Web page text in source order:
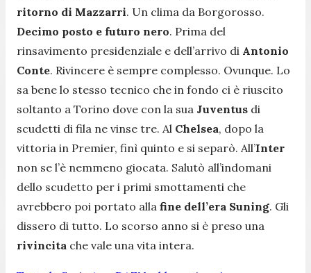
ritorno di Mazzarri. Un clima da Borgorosso.
Decimo posto e futuro nero. Prima del
rinsavimento presidenziale e dell’arrivo di Antonio
Conte. Rivincere è sempre complesso. Ovunque. Lo
sa bene lo stesso tecnico che in fondo ci è riuscito
soltanto a Torino dove con la sua Juventus di
scudetti di fila ne vinse tre. Al Chelsea, dopo la
vittoria in Premier, finì quinto e si separò. All’Inter
non se l’è nemmeno giocata. Salutò all’indomani
dello scudetto per i primi smottamenti che
avrebbero poi portato alla fine dell’era Suning. Gli
dissero di tutto. Lo scorso anno si è preso una
rivincita che vale una vita intera.